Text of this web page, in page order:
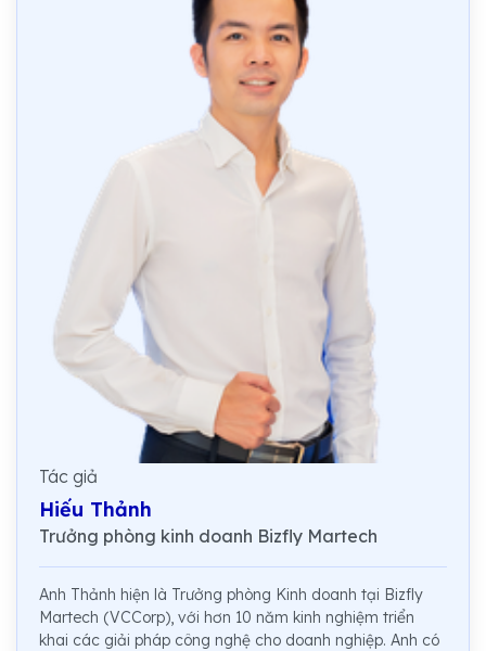
Tác giả
Hiếu Thảnh
Trưởng phòng kinh doanh Bizfly Martech
Anh Thảnh hiện là Trưởng phòng Kinh doanh tại Bizfly
Martech (VCCorp), với hơn 10 năm kinh nghiệm triển
khai các giải pháp công nghệ cho doanh nghiệp. Anh có